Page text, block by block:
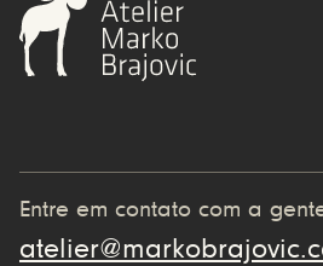
Entre em contato com a